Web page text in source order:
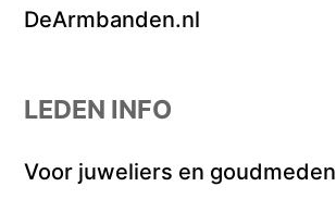
DeArmbanden.nl
LEDEN INFO
Voor juweliers en goudmeden